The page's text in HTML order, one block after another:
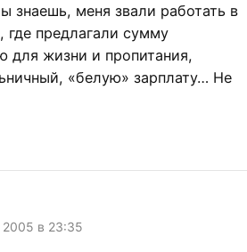
знаешь, меня звали работать в
где предлагали сумму
для жизни и пропитания,
«белую» зарплату… Не
в 23:35